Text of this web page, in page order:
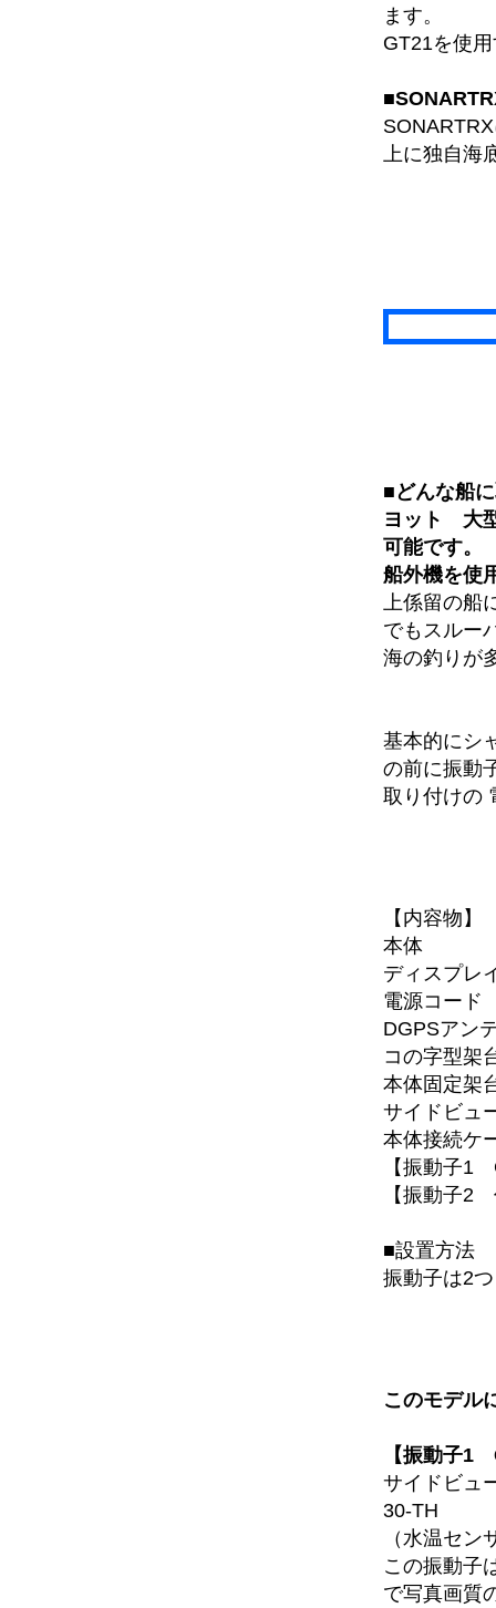
ます。
GT21を使
上に独自海
■どんな船
ヨット 大
可能です。
船外機を使
上係留の
でもスルー
海の釣りが
基本的にシ
の前に振動
取り付けの
【内容物】
本体
ディスプレ
電源コード
DGPSアン
コの字型架
本体固定架
サイドビュ
本体接続ケ
【振動子1
【振動子2
■設置方法
振動子は2
このモデル
【振動子1
サイドビュ
30-TH
（水温セン
この振動
で写真画質